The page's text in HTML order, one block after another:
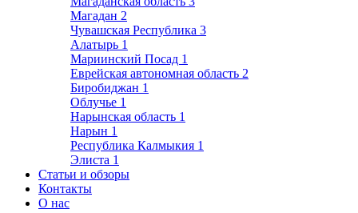
Магадан 2
Чувашская Республика 3
Алатырь 1
Мариинский Посад 1
Еврейская автономная область 2
Биробиджан 1
Облучье 1
Нарынская область 1
Нарын 1
Республика Калмыкия 1
Элиста 1
Статьи и обзоры
Контакты
О нас